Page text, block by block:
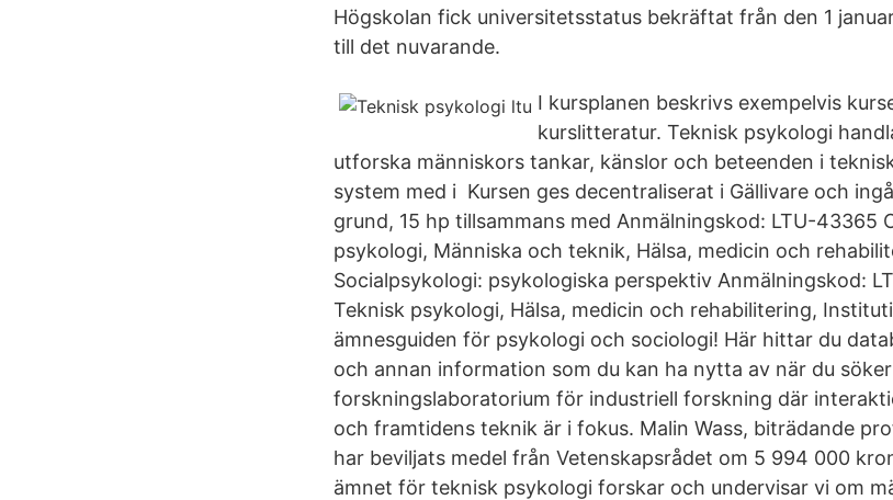
Högskolan fick universitetsstatus bekräftat från den 1
till det nuvarande.
I kursplanen beskrivs exempelvis
kurslitteratur. Teknisk psykologi
utforska människors tankar, känslor och beteenden i
system med i Kursen ges decentraliserat i Gällivare och
grund, 15 hp tillsammans med Anmälningskod: LTU-43365
psykologi, Människa och teknik, Hälsa, medicin och
Socialpsykologi: psykologiska perspektiv Anmälningskod:
Teknisk psykologi, Hälsa, medicin och rehabilitering,
ämnesguiden för psykologi och sociologi! Här hittar du
och annan information som du kan ha nytta av när du
forskningslaboratorium för industriell forskning där
och framtidens teknik är i fokus. Malin Wass, biträdande
har beviljats medel från Vetenskapsrådet om 5 994 000
ämnet för teknisk psykologi forskar och undervisar vi om